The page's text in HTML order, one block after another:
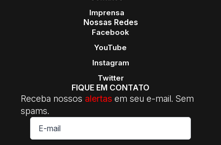
Imprensa
Nossas Redes
Facebook
YouTube
Instagram
Twitter
FIQUE EM CONTATO
Receba nossos alertas em seu e-mail. Sem
spams.
E-
mail
*